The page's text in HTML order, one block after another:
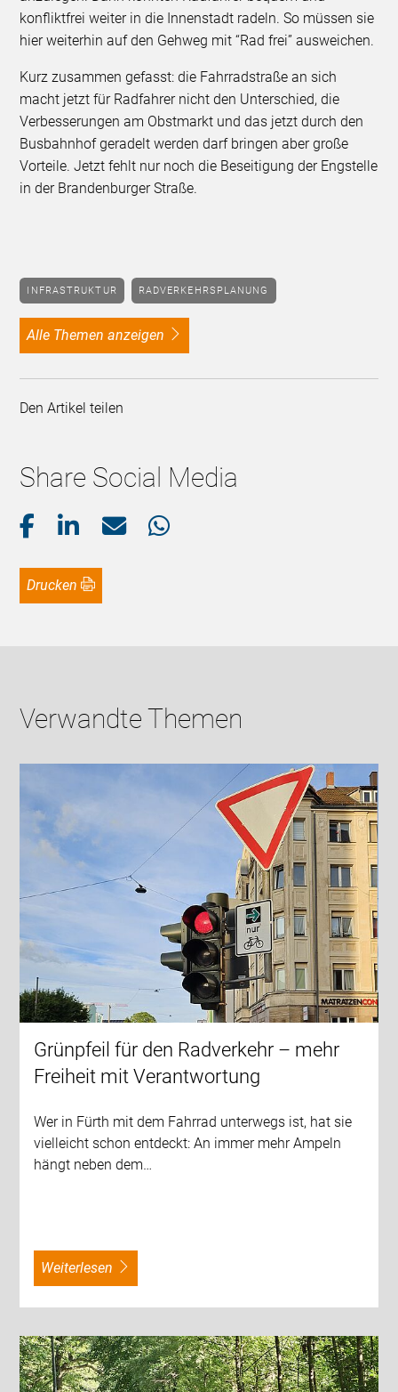
konfliktfrei weiter in die Innenstadt radeln. So müssen sie
hier weiterhin auf den Gehweg mit “Rad frei” ausweichen.
Kurz zusammen gefasst: die Fahrradstraße an sich
macht jetzt für Radfahrer nicht den Unterschied, die
Verbesserungen am Obstmarkt und das jetzt durch den
Busbahnhof geradelt werden darf bringen aber große
Vorteile. Jetzt fehlt nur noch die Beseitigung der Engstelle
in der Brandenburger Straße.
INFRASTRUKTUR RADVERKEHRSPLANUNG
alle Themen anzeigen
Den Artikel teilen
Share Social Media
Drucken
Verwandte Themen
Grünpfeil für den Radverkehr – mehr
Freiheit mit Verantwortung
Wer in Fürth mit dem Fahrrad unterwegs ist, hat sie
vielleicht schon entdeckt: An immer mehr Ampeln
hängt neben dem…
weiterlesen